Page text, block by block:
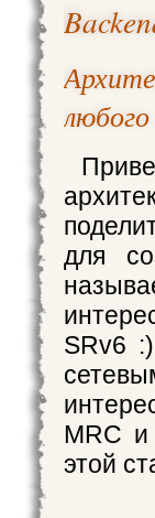
для
SRv6
MRC и
этой